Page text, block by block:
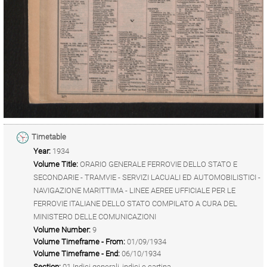
Timetable
Year: 1934
Volume Title: ORARIO GENERALE FERROVIE DELLO STATO E
SECONDARIE - TRAMVIE - SERVIZI LACUALI ED AUTOMOBILISTICI -
NAVIGAZIONE MARITTIMA - LINEE AEREE UFFICIALE PER LE
FERROVIE ITALIANE DELLO STATO COMPILATO A CURA DEL
MINISTERO DELLE COMUNICAZIONI
Volume Number: 9
Volume Timeframe - From: 01/09/1934
Volume Timeframe - End: 06/10/1934